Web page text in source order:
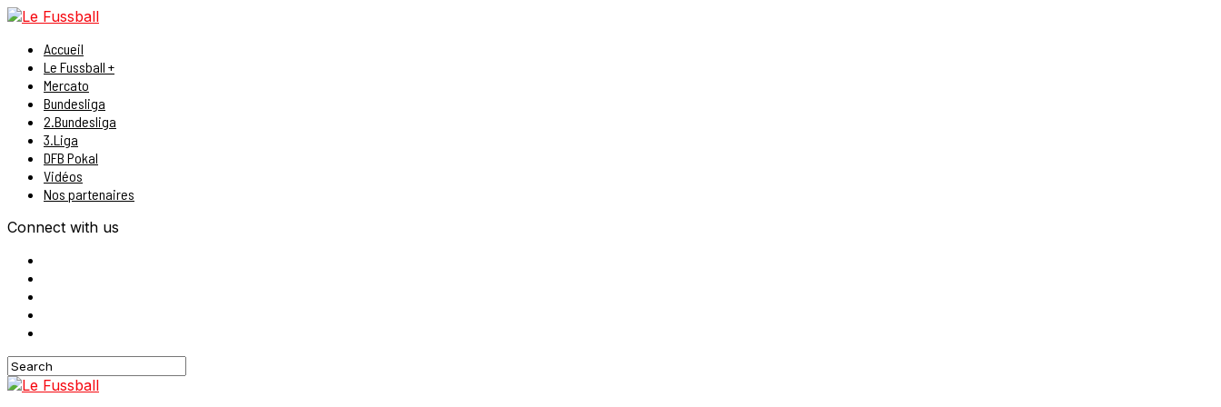
Accueil
Le Fussball +
Mercato
Bundesliga
2.Bundesliga
3.Liga
DFB Pokal
Vidéos
Nos partenaires
Connect with us